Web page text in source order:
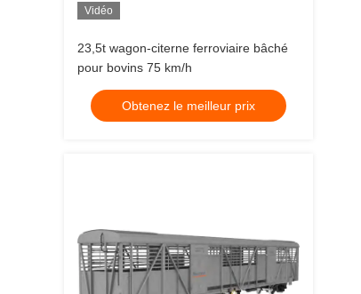
Vidéo
23,5t wagon-citerne ferroviaire bâché
pour bovins 75 km/h
Obtenez le meilleur prix